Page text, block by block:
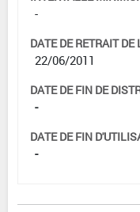
-
DATE DE RETRAIT DE
22/06/2011
DATE DE FIN DE
-
DATE DE FIN
-